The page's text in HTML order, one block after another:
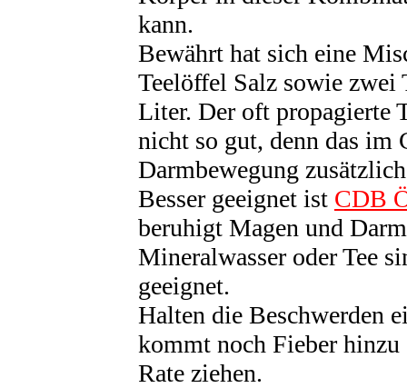
kann.
Bewährt hat sich eine
Teelöffel Salz sowie zwei
Liter. Der oft propagierte
nicht so gut, denn das im
Darmbewegung
Besser geeignet ist CDB
beruhigt Magen und
Mineralwasser oder Tee
geeignet.
Halten die Beschwerden
kommt noch Fieber hinzu
Rate ziehen.